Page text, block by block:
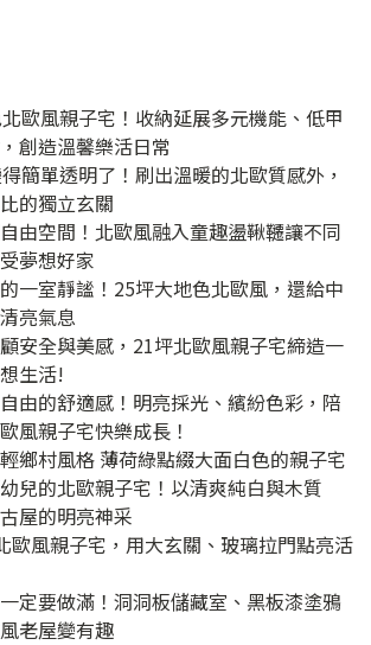
歐風親子宅！收納延展多元機能、低甲
創造溫馨樂活日常
簡單透明了！刷出溫暖的北歐質感外，
的獨立玄關
由空間！北歐風融入童趣盪鞦韆讓不同
夢想好家
一室靜謐！25坪大地色北歐風，還給中
亮氣息
安全與美感，21坪北歐風親子宅締造一
生活!
由的舒適感！明亮採光、繽紛色彩，陪
風親子宅快樂成長！
鄉村風格 薄荷綠點綴大面白色的親子宅
兒的北歐親子宅！以清爽純白與木質
屋的明亮神采
歐風親子宅，用大玄關、玻璃拉門點亮活
定要做滿！洞洞板儲藏室、黑板漆塗鴉
老屋變有趣